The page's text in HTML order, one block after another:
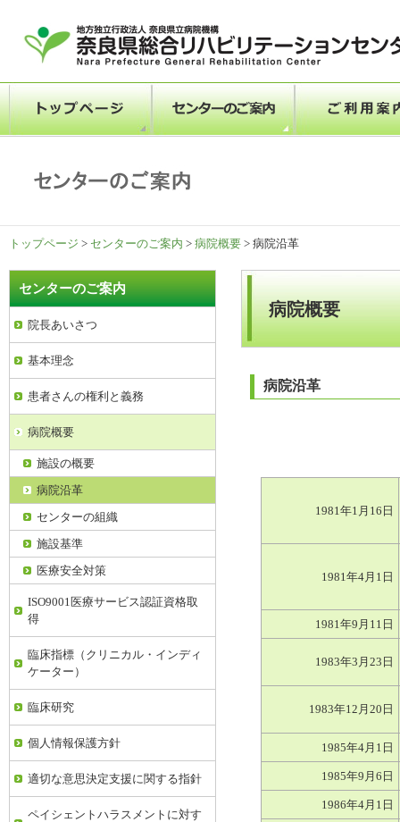
トップページ > センターのご案内 > 病院概要 > 病院沿革
病院概要
病院沿革
1981年1月16日
1981年4月1日
1981年9月11日
1983年3月23日
1983年12月20日
1985年4月1日
1985年9月6日
1986年4月1日
センターのご案内
院長あいさつ
基本理念
患者さんの権利と義務
病院概要
施設の概要
病院沿革
センターの組織
施設基準
医療安全対策
ISO9001医療サービス認証資格取
得
臨床指標（クリニカル・インディ
ケーター）
臨床研究
個人情報保護方針
適切な意思決定支援に関する指針
ペイシェントハラスメントに対す